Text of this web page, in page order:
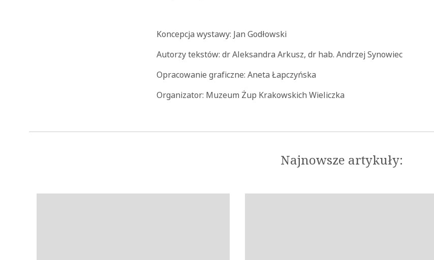
Koncepcja wystawy: Jan Godłowski
Autorzy tekstów: dr Aleksandra Arkusz, dr hab. Andrzej Synowiec
Opracowanie graficzne: Aneta Łapczyńska
Organizator: Muzeum Żup Krakowskich Wieliczka
Najnowsze artykuły: